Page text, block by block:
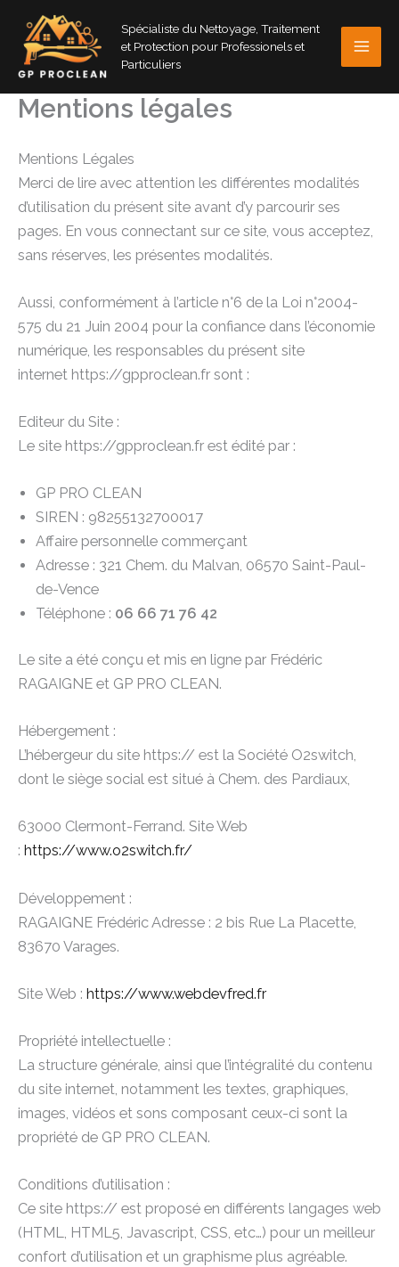
contenu
Spécialiste du Nettoyage, Traitement
et Protection pour Professionels et
Particuliers
Mentions légales
Mentions Légales
Merci de lire avec attention les différentes modalités
d’utilisation du présent site avant d’y parcourir ses
pages. En vous connectant sur ce site, vous acceptez,
sans réserves, les présentes modalités.
Aussi, conformément à l’article n°6 de la Loi n°2004-
575 du 21 Juin 2004 pour la confiance dans l’économie
numérique, les responsables du présent site
internet https://gpproclean.fr sont :
Editeur du Site :
Le site https://gpproclean.fr est édité par :
GP PRO CLEAN
SIREN : 98255132700017
Affaire personnelle commerçant
Adresse : 321 Chem. du Malvan, 06570 Saint-Paul-
de-Vence
Téléphone : 06 66 71 76 42
Le site a été conçu et mis en ligne par Frédéric
RAGAIGNE et GP PRO CLEAN.
Hébergement :
L’hébergeur du site https:// est la Société O2switch,
dont le siège social est situé à Chem. des Pardiaux,
63000 Clermont-Ferrand. Site Web
: https://www.o2switch.fr/
Développement :
RAGAIGNE Frédéric Adresse : 2 bis Rue La Placette,
83670 Varages.
Site Web : https://www.webdevfred.fr
Propriété intellectuelle :
La structure générale, ainsi que l’intégralité du contenu
du site internet, notamment les textes, graphiques,
images, vidéos et sons composant ceux-ci sont la
propriété de GP PRO CLEAN.
Conditions d’utilisation :
Ce site https:// est proposé en différents langages web
(HTML, HTML5, Javascript, CSS, etc…) pour un meilleur
confort d’utilisation et un graphisme plus agréable.